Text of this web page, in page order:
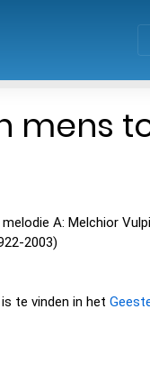
mens
A: Melchior
2003)
te vinden in het